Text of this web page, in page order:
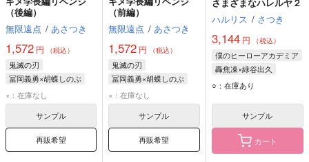
（後編）
無限遠点 / あさつき
1,572 円 （税込）
鬼滅の刃
冨岡義勇×胡蝶しのぶ
冨岡義勇
×：在庫なし
サンプル
再販希望
（前編）
無限遠点 / あさつき
1,572 円 （税込）
鬼滅の刃
冨岡義勇×胡蝶しのぶ
冨岡義勇
×：在庫なし
サンプル
再販希望
ハルリス / さつき
3,144円 （税込）
僕のヒーローアカデミア
轟焦凍×緑谷出久
轟焦凍
緑谷出久
○：在庫あり
サンプル
カート